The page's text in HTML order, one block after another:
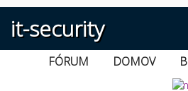
it-security
FÓRUM DOMOV